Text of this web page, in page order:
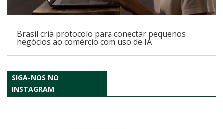
Brasil cria protocolo para conectar pequenos
negócios ao comércio com uso de IA
SIGA-NOS NO
INSTAGRAM